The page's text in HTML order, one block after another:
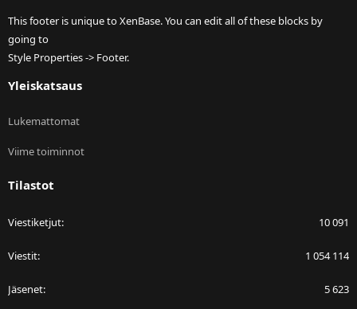
This footer is unique to XenBase. You can edit all of these blocks by
going to
Style Properties -> Footer.
Yleiskatsaus
Lukemattomat
Viime toiminnot
Tilastot
Viestiketjut 10 091
Viestit 1 054 114
Jäsenet 5 623